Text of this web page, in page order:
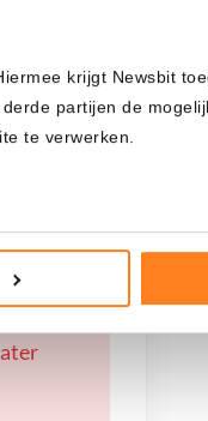
krijgt Newsbit
partijen de
te verwerken.
voor
die